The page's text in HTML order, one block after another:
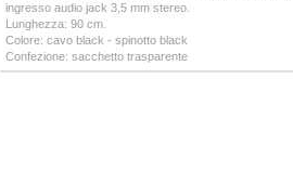
ingresso audio jack 3,5 mm stereo.
Lunghezza: 90 cm.
Colore: cavo black - spinotto black
Confezione: sacchetto trasparente